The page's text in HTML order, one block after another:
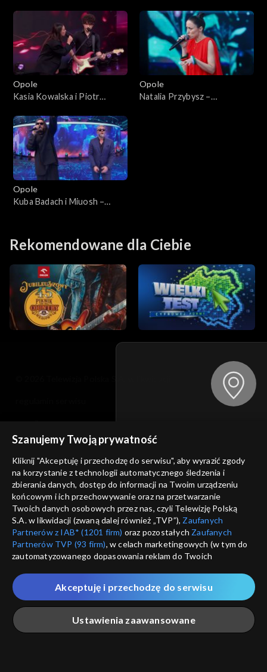
„Debiuty”
Opole
Kasia Kowalska i Piotr
62. KFPP: Koncert „Debiuty”
Opole
Natalia Przybysz –
Opole
Kuba Badach i Miuosh –
Koncert „Debiuty”
Rekomendowane dla Ciebie
Kraj, z którego się
Zjednoczone , w związku z
na platformie TVP VOD
nieodstępna. Sprawdź, które
obejrzeć.
Nie pokazuj
ANULUJ
polityka prywatności
moje zgody
pomoc
kontakt
voucher
dostępność
informacje o dostawcy usług
Szanujemy Twoją prywatność
Kliknij "Akceptuję i przechodzę do serwisu", aby wyrazić zgody
na korzystanie z technologii automatycznego śledzenia i
zbierania danych, dostęp do informacji na Twoim urządzeniu
końcowym i ich przechowywanie oraz na przetwarzanie
Twoich danych osobowych przez nas, czyli Telewizję Polską
S.A. w likwidacji (zwaną dalej również „TVP”), Zaufanych
Partnerów z IAB* (1201 firm) oraz pozostałych Zaufanych
Partnerów TVP (93 firm), w celach marketingowych (w tym do
zautomatyzowanego dopasowania reklam do Twoich
które wskazujemy poniżej, a także zgody na udostępnianie
przez nas identyfikatora PPID do Google.
Twoje dane osobowe zbierane podczas odwiedzania przez
Ciebie naszych
poszczególnych serwisówzwanych dalej
„Portalem”, w tym informacje zapisywane za pomocą
Ustawienia zaawansowane
Akceptuję i przechodzę do serwisu